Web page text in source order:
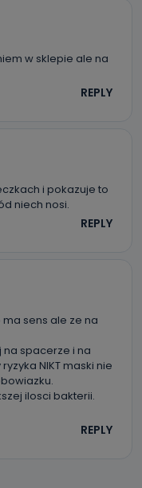
w sklepie ale na
REPLY
i pokazuje to
niech nosi.
REPLY
sens ale ze na
spacerze i na
NIKT maski nie
ilosci bakterii.
REPLY